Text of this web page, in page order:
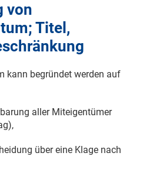
von
Titel,
kann begründet werden auf
aller Miteigentümer
über eine Klage nach